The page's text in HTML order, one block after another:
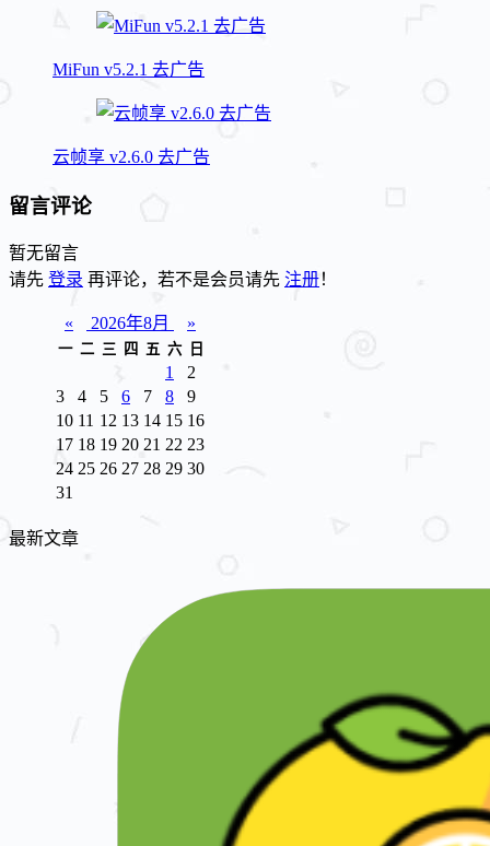
MiFun v5.2.1 去广告
云帧享 v2.6.0 去广告
留言评论
暂无留言
请先 登录 再评论，若不是会员请先 注册！
« 2026年8月 »
一 二 三 四 五 六 日
1
2
3
4 5 6 7 8
9
10 11 12 13 14 15 16
17 18 19 20 21 22 23
24 25 26 27 28 29 30
31
最新文章